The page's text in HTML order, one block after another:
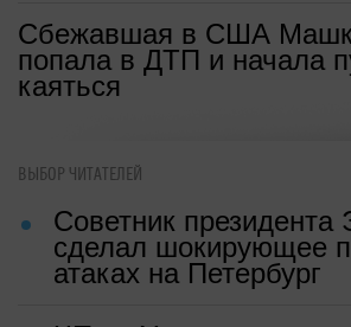
Сбежавшая в США
попала в ДТП и начала
каяться
ВЫБОР ЧИТАТЕЛЕЙ
Советник президента
сделал шокирующее
атаках на Петербург